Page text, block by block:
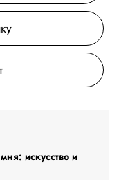
искусство и